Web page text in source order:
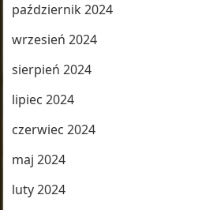
październik 2024
wrzesień 2024
sierpień 2024
lipiec 2024
czerwiec 2024
maj 2024
luty 2024